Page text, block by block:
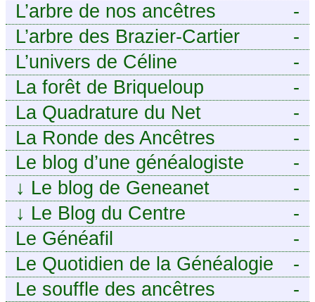
j’aurais aimé savoir sur ma
famille mais n’ai jamais osé
demander
tech pour décideurs IT.
-
L’arbre de nos ancêtres
-
L’arbre des Brazier-Cartier
-
L’univers de Céline
-
La forêt de Briqueloup
-
La Quadrature du Net
-
La Ronde des Ancêtres
-
Le blog d’une généalogiste
-
↓ Le blog de Geneanet
-
↓ Le Blog du Centre
Généalogique de Touraine -
-
Le Généafil
-
Le Quotidien de la Généalogie
-
Le souffle des ancêtres